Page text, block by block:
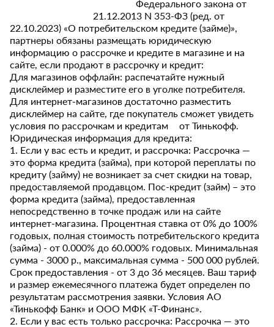
Федерального закона от
21.12.2013 N 353-ФЗ (ред. от
22.10.2023) «О потребительском кредите (займе)»,
партнеры обязаны размещать юридическую
информацию о рассрочке и кредите в магазине и на
сайте, если продают в рассрочку и кредит:
Для магазинов оффлайн: распечатайте нужный
дисклеймер и разместите его в уголке потребителя.
Для интернет-магазинов достаточно разместить
дисклеймер на сайте, где покупатель сможет увидеть
условия по рассрочкам и кредитам от Тинькофф.
Юридическая информация для кредита:
1. Если у вас есть и кредит, и рассрочка: Рассрочка —
это форма кредита (займа), при которой переплаты по
кредиту (займу) не возникает за счет скидки на товар,
предоставляемой продавцом. Пос-кредит (займ) – это
форма кредита (займа), предоставленная
непосредственно в точке продаж или на сайте
интернет-магазина. Процентная ставка от 0% до 100%
годовых, полная стоимость потребительского кредита
(займа) - от 0.000% до 60.000% годовых. Минимальная
сумма - 3000 р., максимальная сумма - 500 000 рублей.
Срок предоставления - от 3 до 36 месяцев. Ваш тариф
и размер ежемесячного платежа будет определен по
результатам рассмотрения заявки. Условия АО
«Тинькофф Банк» и ООО МФК «Т-Финанс».
2. Если у вас есть только рассрочка: Рассрочка — это